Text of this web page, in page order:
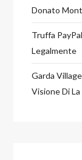
Donato
Truffa
Legalmente
Garda
Visione Di